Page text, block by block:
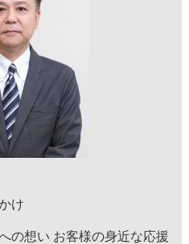
け
の想い お客様の身近な応援